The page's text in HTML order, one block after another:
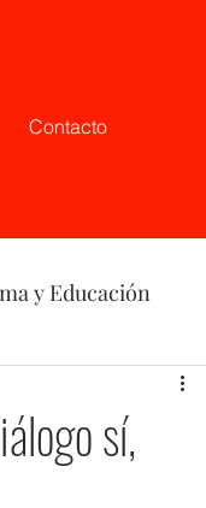
Contacto
y Educación
sí,